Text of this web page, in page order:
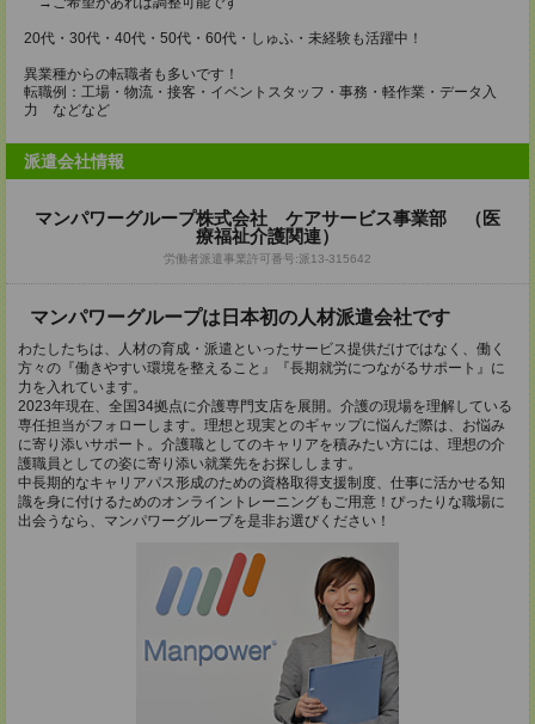
20代・30代・40代・50代・60代・しゅふ・未経験も活躍中！
異業種からの転職者も多いです！
転職例：工場・物流・接客・イベントスタッフ・事務・軽作業・データ入
力 などなど
派遣会社情報
マンパワーグループ株式会社 ケアサービス事業部 （医
療福祉介護関連）
労働者派遣事業許可番号:派13-315642
マンパワーグループは日本初の人材派遣会社です
わたしたちは、人材の育成・派遣といったサービス提供だけではなく、働く
方々の『働きやすい環境を整えること』『長期就労につながるサポート』に
力を入れています。
2023年現在、全国34拠点に介護専門支店を展開。介護の現場を理解している
専任担当がフォローします。理想と現実とのギャップに悩んだ際は、お悩み
に寄り添いサポート。介護職としてのキャリアを積みたい方には、理想の介
護職員としての姿に寄り添い就業先をお探しします。
中長期的なキャリアパス形成のための資格取得支援制度、仕事に活かせる知
識を身に付けるためのオンライントレーニングもご用意！ぴったりな職場に
出会うなら、マンパワーグループを是非お選びください！